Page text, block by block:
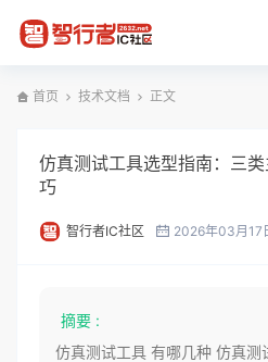
首页 技术文档 正文
仿真测试工具选型指南：三
巧
智行者IC社区 2026年03月17
摘要 :
仿真测试工具 有哪几种 仿真测